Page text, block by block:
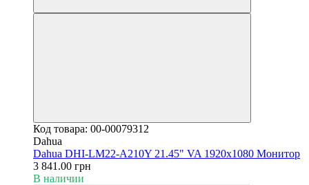
Код товара: 00-00079312
Dahua
Dahua DHI-LM22-A210Y 21.45" VA 1920x1080 Монитор
3 841.00 грн
В наличии